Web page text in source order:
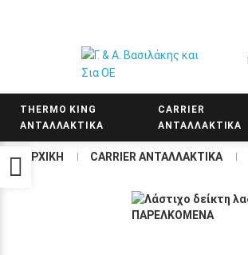
THERMO KING
ΑΝΤΑΛΛΑΚΤΙΚΑ
CARRIER
ΑΝΤΑΛΛΑΚΤΙΚΑ
ΑΡΧΙΚΉ CARRIER ΑΝΤΑΛΛΑΚΤΙΚΑ
Προσβασιμότητα